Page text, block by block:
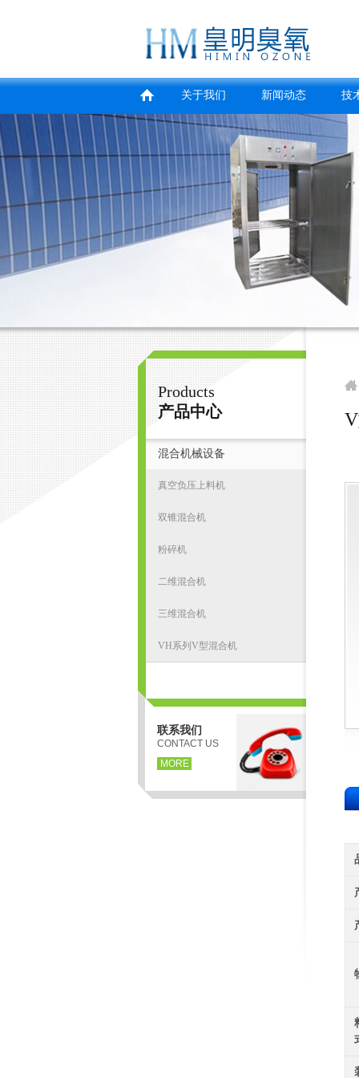
南京皇明臭氧机电设备厂
关于我们 新闻动态 技
Products
产品中心
混合机械设备
真空负压上料机
双锥混合机
粉碎机
二维混合机
三维混合机
VH系列V型混合机
联系我们
CONTACT US
MORE